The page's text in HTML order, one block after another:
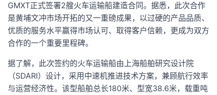
GMXT正式签署2艘火车运输船建造合同。据悉，此次合作
是黄埔文冲市场开拓的又一重磅成果，以过硬的产品品质、
优质的服务水平赢得市场认可、取得客户信赖，更成为双方
合作的一个重要里程碑。
据了解，此次签约的火车运输船由上海船舶研究设计院
（SDARI）设计，采用中速机推进技术方案，兼顾航行效率
与运营经济性。该型船舶总长180米、型宽38.6米，载重吨